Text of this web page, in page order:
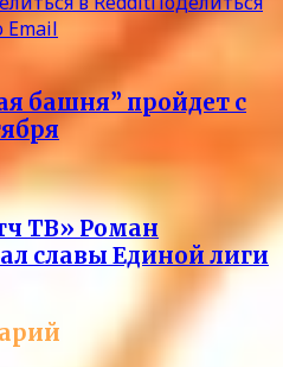
Email
башня” пройдет с
ТВ» Роман
славы Единой лиги